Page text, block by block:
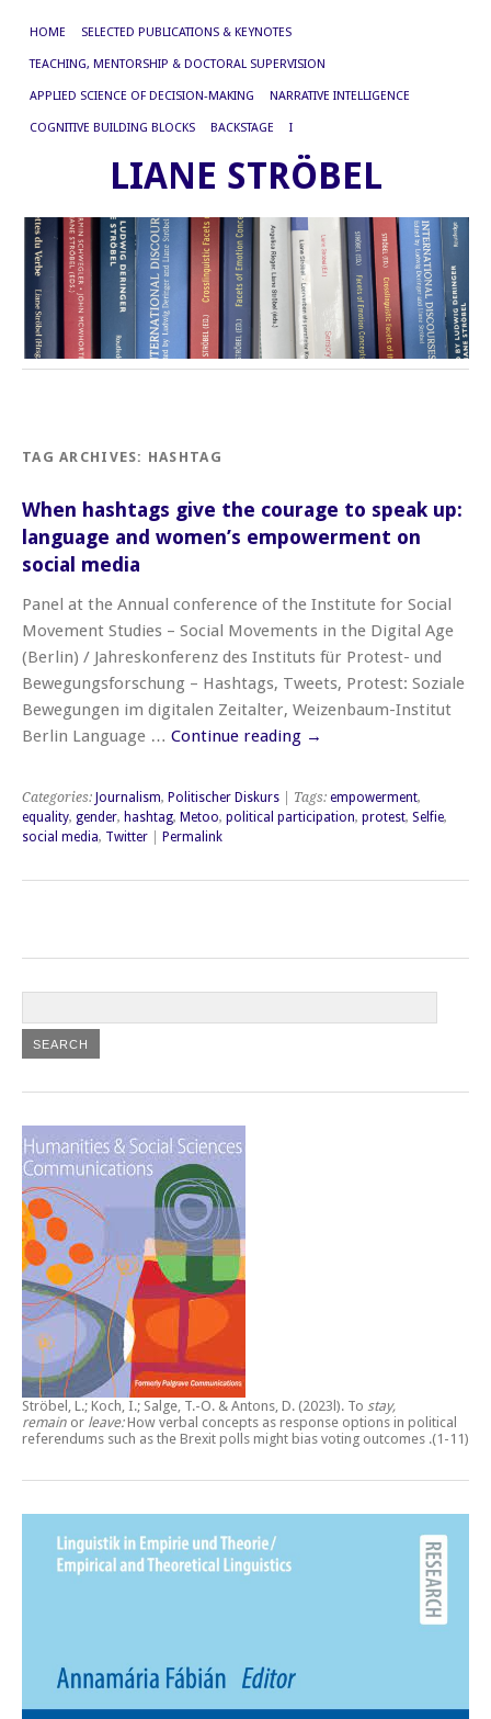
HOME SELECTED PUBLICATIONS & KEYNOTES
TEACHING, MENTORSHIP & DOCTORAL SUPERVISION
APPLIED SCIENCE OF DECISION-MAKING NARRATIVE INTELLIGENCE
COGNITIVE BUILDING BLOCKS BACKSTAGE I
LIANE STRÖBEL
TAG ARCHIVES: HASHTAG
When hashtags give the courage to speak up:
language and women’s empowerment on
social media
Panel at the Annual conference of the Institute for Social
Movement Studies – Social Movements in the Digital Age
(Berlin) / Jahreskonferenz des Instituts für Protest- und
Bewegungsforschung – Hashtags, Tweets, Protest: Soziale
Bewegungen im digitalen Zeitalter, Weizenbaum-Institut
Berlin Language … Continue reading →
Categories: Journalism, Politischer Diskurs | Tags: empowerment,
equality, gender, hashtag, Metoo, political participation, protest, Selfie,
social media, Twitter Permalink
Ströbel, L.; Koch, I.; Salge, T.-O. & Antons, D. (2023l). To stay,
remain or leave:How verbal concepts as response options in political
referendums such as the Brexit polls might bias voting outcomes .(1-11)